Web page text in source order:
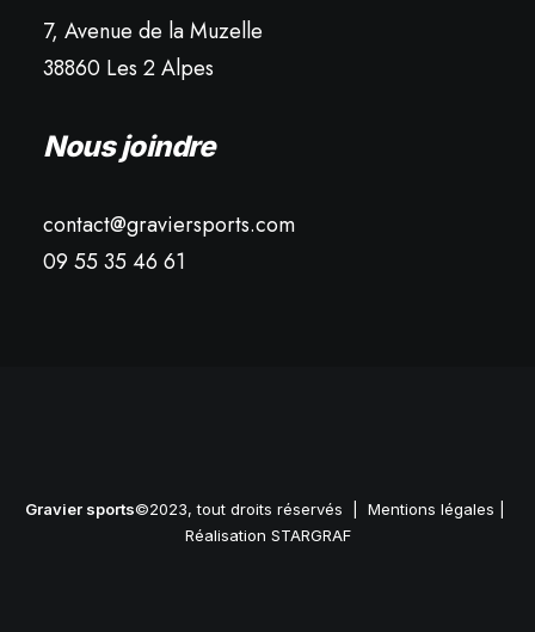
7, Avenue de la Muzelle
38860 Les 2 Alpes
Nous joindre
contact@graviersports.com
09 55 35 46 61
Gravier sports©2023, tout droits réservés | Mentions légales
Réalisation STARGRAF